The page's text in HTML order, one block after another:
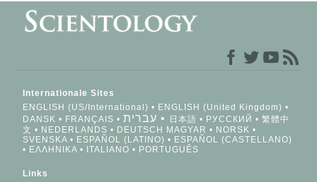
Internationale Sites
ENGLISH (US/International)
ENGLISH (United Kingdom)
DANSK
FRANÇAIS עברית 日本語 РУССКИЙ
繁體中
文
NEDERLANDS DEUTSCH MAGYAR
NORSK
SVENSKA
ESPAÑOL (LATINO)
ESPAÑOL (CASTELLANO)
ΕΛΛΗΝΙΚA
ITALIANO PORTUGUÊS
Links